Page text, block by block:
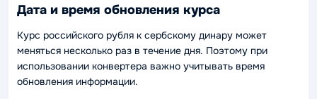
Дата и время обновления курса
Курс российского рубля к сербскому динару может
меняться несколько раз в течение дня. Поэтому при
использовании конвертера важно учитывать время
обновления информации.